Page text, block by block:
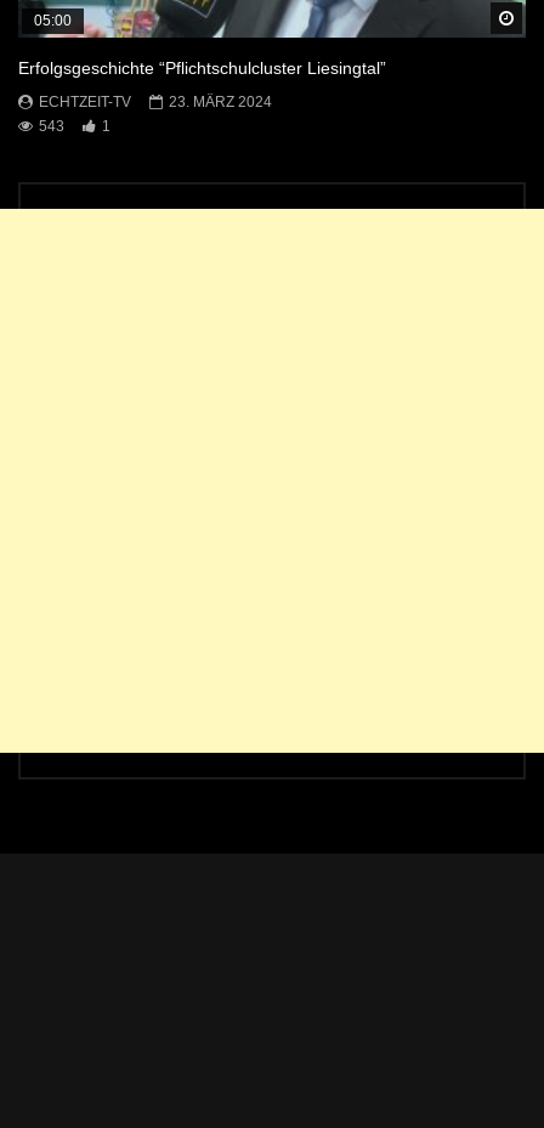
05:00
Erfolgsgeschichte “Pflichtschulcluster Liesingtal”
ECHTZEIT-TV
23. MÄRZ 2024
543
1